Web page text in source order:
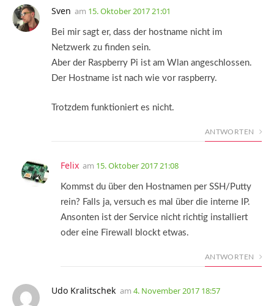
Sven am 15. Oktober 2017 21:01
Bei mir sagt er, dass der hostname nicht im
Netzwerk zu finden sein.
Aber der Raspberry Pi ist am Wlan angeschlossen.
Der Hostname ist nach wie vor raspberry.
Trotzdem funktioniert es nicht.
ANTWORTEN
Felix am 15. Oktober 2017 21:08
Kommst du über den Hostnamen per SSH/Putty
rein? Falls ja, versuch es mal über die interne IP.
Ansonten ist der Service nicht richtig installiert
oder eine Firewall blockt etwas.
ANTWORTEN
Udo Kralitschek am 4. November 2017 18:57